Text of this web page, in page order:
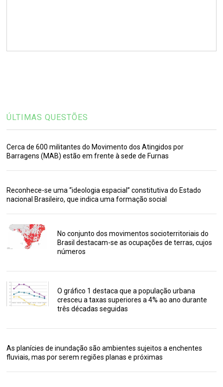
ÚLTIMAS QUESTÕES
Cerca de 600 militantes do Movimento dos Atingidos por
Barragens (MAB) estão em frente à sede de Furnas
Reconhece-se uma “ideologia espacial” constitutiva do Estado
nacional Brasileiro, que indica uma formação social
No conjunto dos movimentos socioterritoriais do
Brasil destacam-se as ocupações de terras, cujos
números
O gráfico 1 destaca que a população urbana
cresceu a taxas superiores a 4% ao ano durante
três décadas seguidas
As planícies de inundação são ambientes sujeitos a enchentes
fluviais, mas por serem regiões planas e próximas